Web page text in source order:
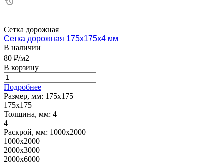
Сетка дорожная
Сетка дорожная 175х175х4 мм
В наличии
80 ₽/м2
В корзину
Подробнее
Размер, мм: 175х175
175х175
Толщина, мм: 4
4
Раскрой, мм: 1000х2000
1000х2000
2000х3000
2000х6000